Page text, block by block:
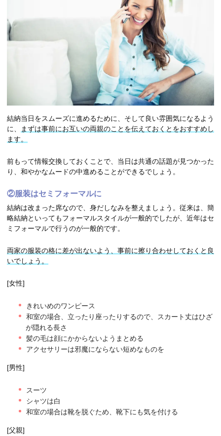
結納当日をスムーズに進めるために、そして良い雰囲気になるよう
に、
まずは事前にお互いの両親のことを伝えておくとをおすすめし
ます。
前もって情報交換しておくことで、当日は共通の話題が見つかった
り、和やかなムードの中進めることができるでしょう。
②服装はセミフォーマルに
結納は改まった席なので、身だしなみを整えましょう。従来は、簡
略結納といってもフォーマルスタイルが一般的でしたが、近年はセ
ミフォーマルで行うのが一般的です。
両家の服装の格に差が出ないよう、事前に擦り合わせしておくと良
いでしょう。
[女性]
きれいめのワンピース
和室の場合、立ったり座ったりするので、スカート丈はひざ
が隠れる長さ
髪の毛は顔にかからないようまとめる
アクセサリーは邪魔にならない短めなものを
[男性]
スーツ
シャツは白
和室の場合は靴を脱ぐため、靴下にも気を付ける
[父親]